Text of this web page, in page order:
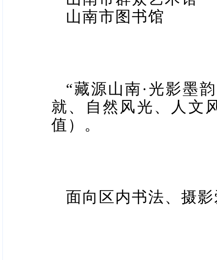
山南市图书馆
“藏源山南·光影墨
就、自然风光、人文
值）。
面向区内书法、摄